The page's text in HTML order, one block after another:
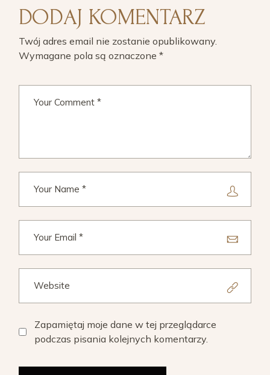
DODAJ KOMENTARZ
Twój adres email nie zostanie opublikowany.
Wymagane pola są oznaczone*
Zapamiętaj moje dane w tej przeglądarce
podczas pisania kolejnych komentarzy.